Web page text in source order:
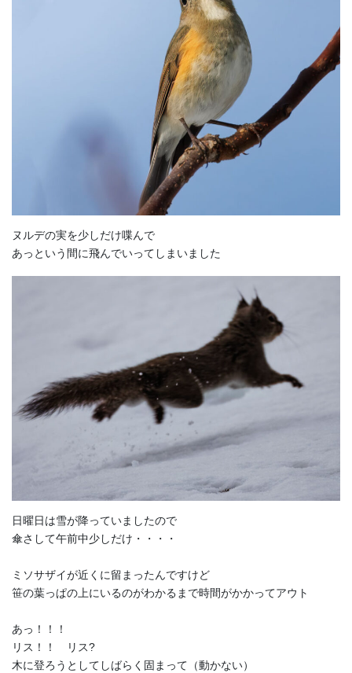
ヌルデの実を少しだけ喋んで
あっという間に飛んでいってしまいました
日曜日は雪が降っていましたので
傘さして午前中少しだけ・・・・
ミソサザイが近くに留まったんですけど
笹の葉っぱの上にいるのがわかるまで時間がかかってアウト
あっ！！！
リス！！ リス?️
木に登ろうとしてしばらく固まって（動かない）